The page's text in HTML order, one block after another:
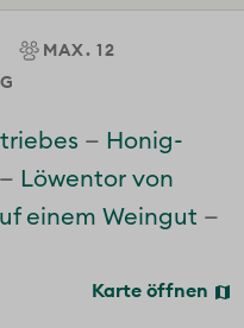
MAX. 12
Honig-
Löwentor von
einem Weingut
Karte öffnen